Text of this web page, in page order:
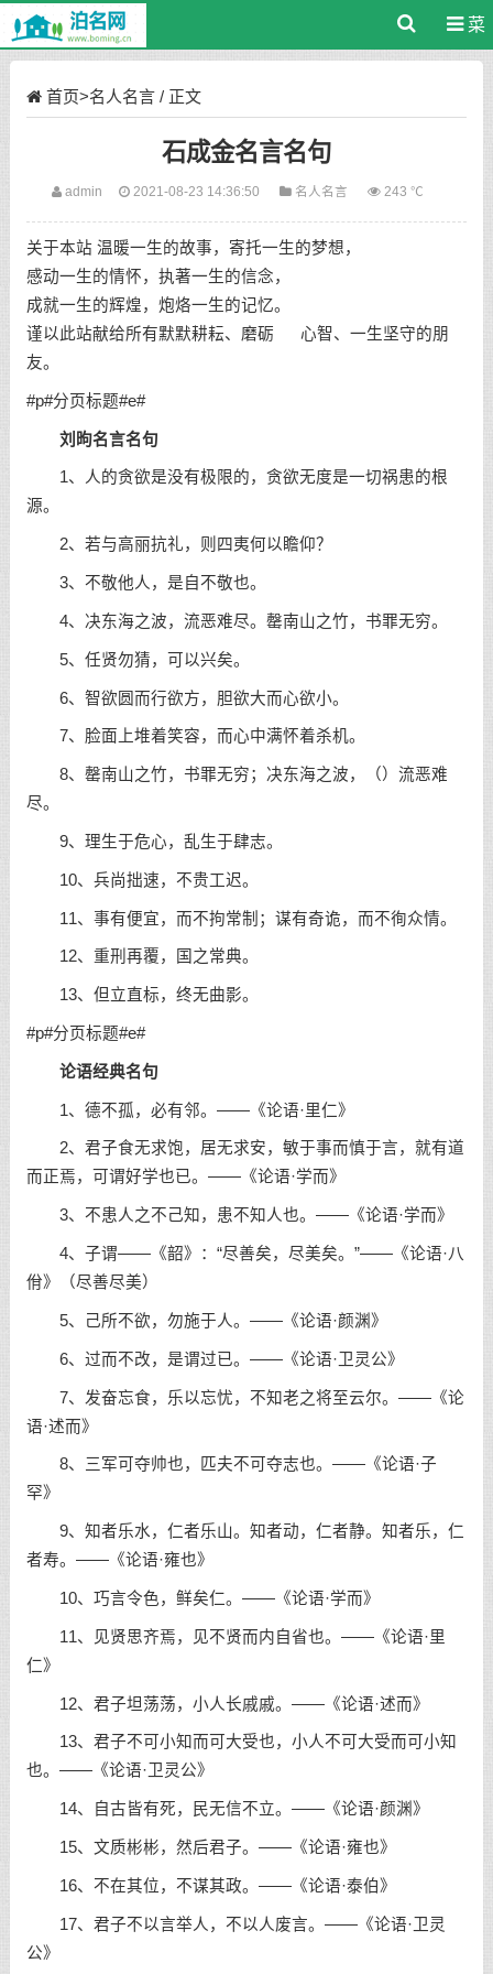
菜
首页>名人名言/ 正文
石成金名言名句
admin 2021-08-23 14:36:50 名人名言 243 ℃
关于本站 温暖一生的故事，寄托一生的梦想，
感动一生的情怀，执著一生的信念，
成就一生的辉煌，炮烙一生的记忆。
谨以此站献给所有默默耕耘、磨砺 心智、一生坚守的朋
友。
#p#分页标题#e#
刘昫名言名句
1、人的贪欲是没有极限的，贪欲无度是一切祸患的根
源。
2、若与高丽抗礼，则四夷何以瞻仰？
3、不敬他人，是自不敬也。
4、决东海之波，流恶难尽。罄南山之竹，书罪无穷。
5、任贤勿猜，可以兴矣。
6、智欲圆而行欲方，胆欲大而心欲小。
7、脸面上堆着笑容，而心中满怀着杀机。
8、罄南山之竹，书罪无穷；决东海之波，（ ）流恶难
尽。
9、理生于危心，乱生于肆志。
10、兵尚拙速，不贵工迟。
11、事有便宜，而不拘常制；谋有奇诡，而不徇众情。
12、重刑再覆，国之常典。
13、但立直标，终无曲影。
#p#分页标题#e#
论语经典名句
1、德不孤，必有邻。——《论语·里仁》
2、君子食无求饱，居无求安，敏于事而慎于言，就有道
而正焉，可谓好学也已。——《论语·学而》
3、不患人之不己知，患不知人也。——《论语·学而》
4、子谓——《韶》：“尽善矣，尽美矣。”——《论语·八
佾》（尽善尽美）
5、己所不欲，勿施于人。——《论语·颜渊》
6、过而不改，是谓过已。——《论语·卫灵公》
7、发奋忘食，乐以忘忧，不知老之将至云尔。——《论
语·述而》
8、三军可夺帅也，匹夫不可夺志也。——《论语·子
罕》
9、知者乐水，仁者乐山。知者动，仁者静。知者乐，仁
者寿。——《论语·雍也》
10、巧言令色，鲜矣仁。——《论语·学而》
11、见贤思齐焉，见不贤而内自省也。——《论语·里
仁》
12、君子坦荡荡，小人长戚戚。——《论语·述而》
13、君子不可小知而可大受也，小人不可大受而可小知
也。——《论语·卫灵公》
14、自古皆有死，民无信不立。——《论语·颜渊》
15、文质彬彬，然后君子。——《论语·雍也》
16、不在其位，不谋其政。——《论语·泰伯》
17、君子不以言举人，不以人废言。——《论语·卫灵
公》